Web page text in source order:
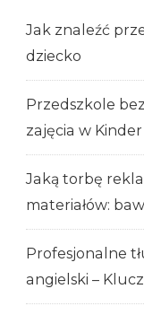
Jak znaleźć
dziecko
Przedszkole
zajęcia w
Jaką torbę
materiałów:
Profesjonalne
angielski –